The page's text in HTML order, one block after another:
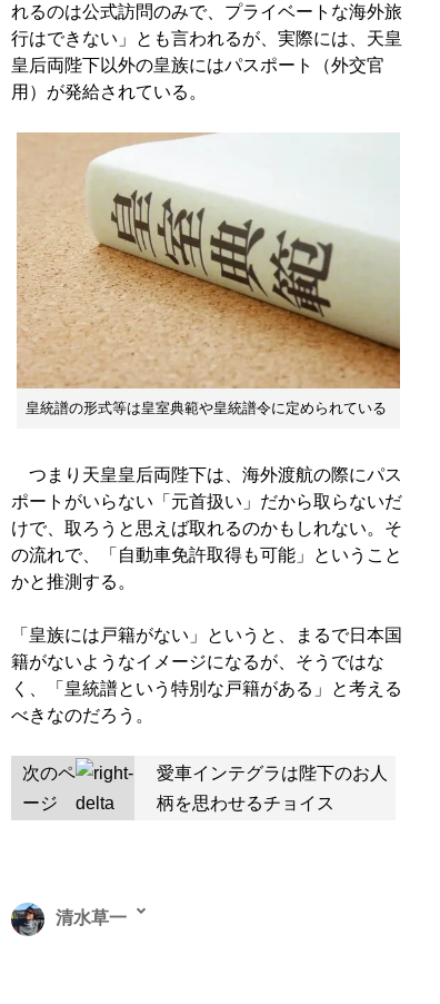
れるのは公式訪問のみで、プライベートな海外旅
行はできない」とも言われるが、実際には、天皇
皇后両陛下以外の皇族にはパスポート（外交官
用）が発給されている。
皇統譜の形式等は皇室典範や皇統譜令に定められている
つまり天皇皇后両陛下は、海外渡航の際にパス
ポートがいらない「元首扱い」だから取らないだ
けで、取ろうと思えば取れるのかもしれない。そ
の流れで、「自動車免許取得も可能」ということ
かと推測する。
「皇族には戸籍がない」というと、まるで日本国
籍がないようなイメージになるが、そうではな
く、「皇統譜という特別な戸籍がある」と考える
べきなのだろう。
次のペ
ージ
愛車インテグラは陛下のお人
柄を思わせるチョイス
清水草一